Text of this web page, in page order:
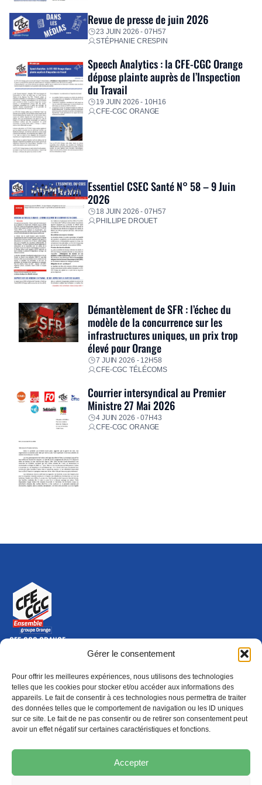
Gérer le consentement
Pour offrir les meilleures expériences, nous utilisons des technologies
telles que les cookies pour stocker et/ou accéder aux informations des
appareils. Le fait de consentir à ces technologies nous permettra de traiter
des données telles que le comportement de navigation ou les ID uniques
sur ce site. Le fait de ne pas consentir ou de retirer son consentement peut
avoir un effet négatif sur certaines caractéristiques et fonctions.
Accepter
Revue de presse de juin 2026
23 JUIN 2026 - 07H57
STÉPHANIE CRESPIN
Speech Analytics : la CFE-CGC Orange
dépose plainte auprès de l’Inspection
du Travail
19 JUIN 2026 - 10H16
CFE-CGC ORANGE
Essentiel CSEC Santé N° 58 – 9 Juin
2026
18 JUIN 2026 - 07H57
PHILLIPE DROUET
Démantèlement de SFR : l’échec du
modèle de la concurrence sur les
infrastructures uniques, un prix trop
élevé pour Orange
7 JUIN 2026 - 12H58
CFE-CGC TÉLÉCOMS
Courrier intersyndical au Premier
Ministre 27 Mai 2026
4 JUIN 2026 - 07H43
CFE-CGC ORANGE
CFE-CGC ORANGE
10-12 rue Saint Amand, 75015 Paris Cedex 15
Nous contacter
01 46 79 28 74
S'ABONNER(NOUVELLE FENÊTRE)
ADHÉRER
Épargne
(nouvelle fenêtre) Formation
(nouvelle fenêtre)